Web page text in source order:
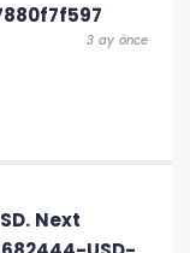
3 ay önce
Next